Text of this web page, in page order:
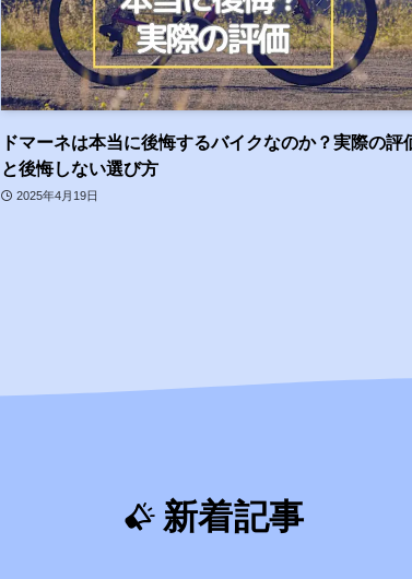
ドマーネは本当に後悔するバイクなのか？実際の評
と後悔しない選び方
2025年4月19日
新着記事